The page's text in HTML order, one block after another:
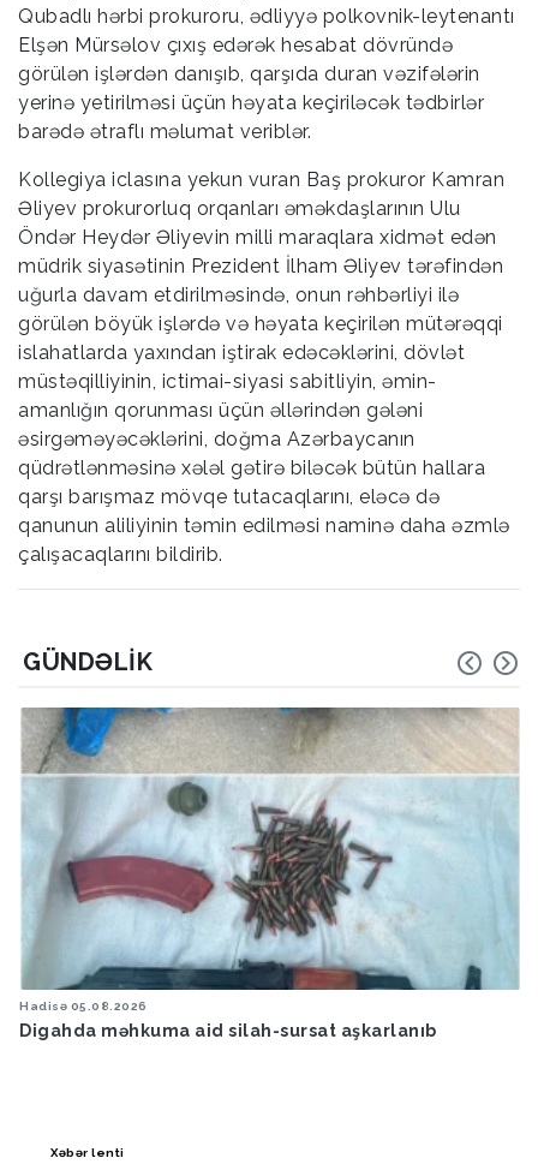
Qubadlı hərbi prokuroru, ədliyyə polkovnik-leytenantı
Elşən Mürsəlov çıxış edərək hesabat dövründə
görülən işlərdən danışıb, qarşıda duran vəzifələrin
yerinə yetirilməsi üçün həyata keçiriləcək tədbirlər
barədə ətraflı məlumat veriblər.
Kollegiya iclasına yekun vuran Baş prokuror Kamran
Əliyev prokurorluq orqanları əməkdaşlarının Ulu
Öndər Heydər Əliyevin milli maraqlara xidmət edən
müdrik siyasətinin Prezident İlham Əliyev tərəfindən
uğurla davam etdirilməsində, onun rəhbərliyi ilə
görülən böyük işlərdə və həyata keçirilən mütərəqqi
islahatlarda yaxından iştirak edəcəklərini, dövlət
müstəqilliyinin, ictimai-siyasi sabitliyin, əmin-
amanlığın qorunması üçün əllərindən gələni
əsirgəməyəcəklərini, doğma Azərbaycanın
qüdrətlənməsinə xələl gətirə biləcək bütün hallara
qarşı barışmaz mövqe tutacaqlarını, eləcə də
qanunun aliliyinin təmin edilməsi naminə daha əzmlə
çalışacaqlarını bildirib.
GÜNDƏLIK
Hava 05.08.2026
Bakıya yağış yağacaq
Xəbər lenti